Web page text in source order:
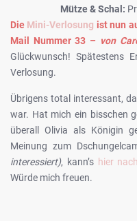
Mütze & Schal:
Die Mini-Verlosung ist nun
Mail Nummer 33 – von
Glückwunsch! Spätestens
Verlosung.
Übrigens total interessant,
war. Hat mich ein bisschen
überall Olivia als Königin
Meinung zum
interessiert), kann’s hier
Würde mich freuen.